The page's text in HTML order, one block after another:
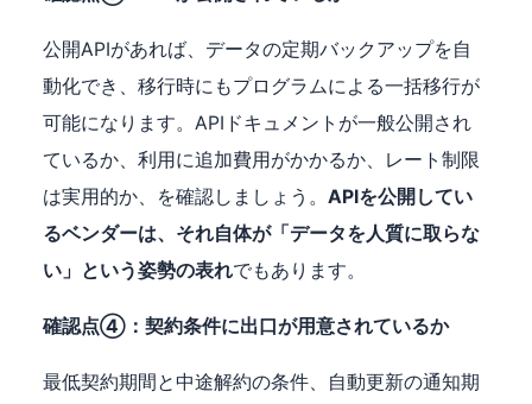
公開APIがあれば、データの定期バックアップを自
動化でき、移行時にもプログラムによる一括移行が
可能になります。APIドキュメントが一般公開され
ているか、利用に追加費用がかかるか、レート制限
は実用的か、を確認しましょう。 APIを公開してい
るベンダーは、それ自体が「データを人質に取らな
い」という姿勢の表れでもあります。
確認点④：契約条件に出口が用意されているか
最低契約期間と中途解約の条件、自動更新の通知期